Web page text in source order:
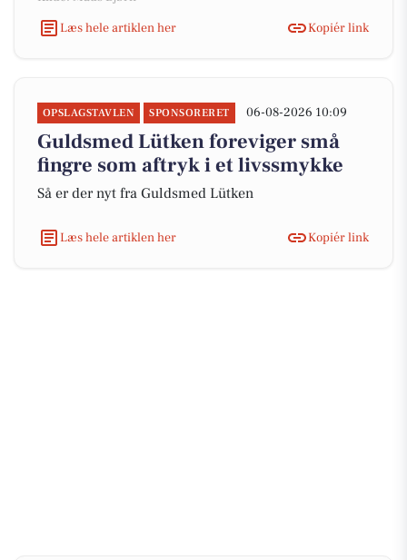
Læs hele artiklen her
Kopiér link
OPSLAGSTAVLEN SPONSORERET 06-08-2026 10:09
Guldsmed Lütken foreviger små
fingre som aftryk i et livssmykke
Så er der nyt fra Guldsmed Lütken
Læs hele artiklen her Kopiér link